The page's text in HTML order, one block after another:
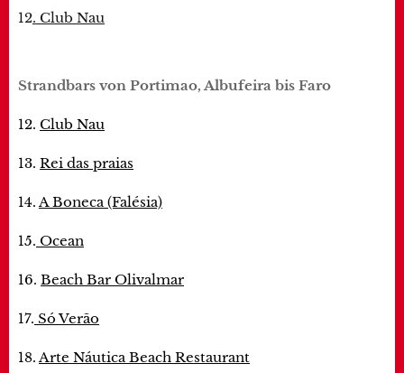
12. Club Nau
Strandbars von Portimao, Albufeira bis Faro
12. Club Nau
13. Rei das praias
14. A Boneca (Falésia)
15. Ocean
16. Beach Bar Olivalmar
17. Só Verão
18. Arte Náutica Beach Restaurant